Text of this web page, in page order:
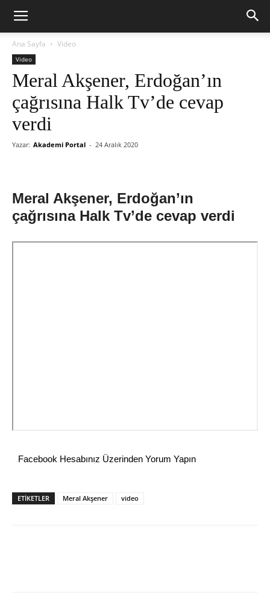
Ana Sayfa Video
Video
Meral Akşener, Erdoğan’ın
çağrısına Halk Tv’de cevap
verdi
Yazar: Akademi Portal - 24 Aralık 2020
Meral Akşener, Erdoğan’ın
çağrısına Halk Tv’de cevap verdi
Facebook Hesabınız Üzerinden Yorum Yapın
ETİKETLER Meral Akşener video